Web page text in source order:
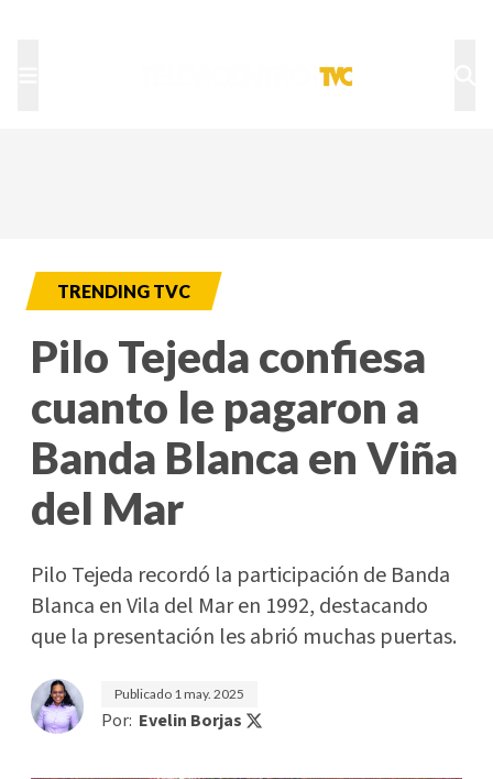
TRENDING TVC
Pilo Tejeda confiesa
cuanto le pagaron a
Banda Blanca en Viña
del Mar
Pilo Tejeda recordó la participación de Banda
Blanca en Vila del Mar en 1992, destacando
que la presentación les abrió muchas puertas.
Publicado 1 may. 2025
Por: Evelin Borjas